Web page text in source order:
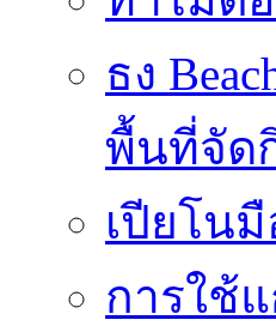
ธง
พื้นที่จัด
เปียโน
การใช้